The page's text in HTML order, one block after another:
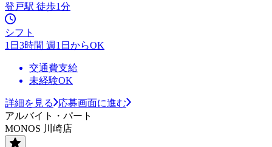
登戸駅 徒歩1分
シフト
1日3時間 週1日からOK
交通費支給
未経験OK
詳細を見る
応募画面に進む
アルバイト・パート
MONOS 川崎店